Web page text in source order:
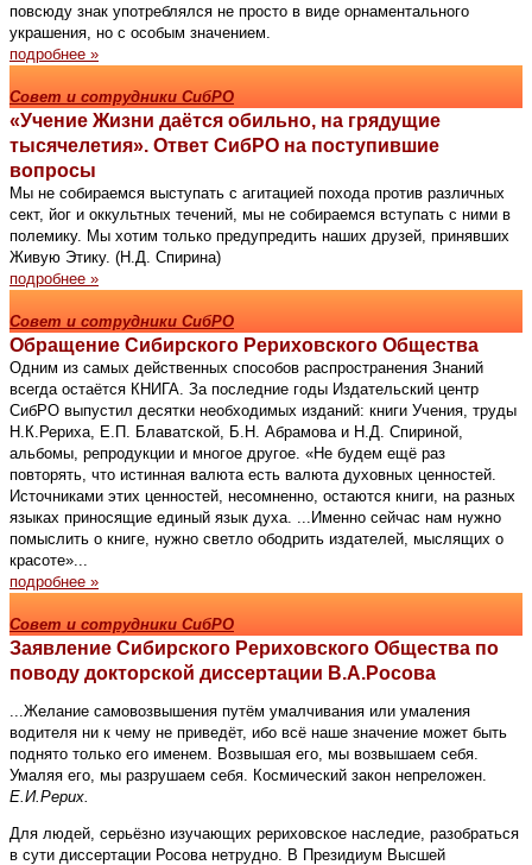
повсюду знак употреблялся не просто в виде орнаментального
украшения, но с особым значением.
подробнее »
Совет и сотрудники СибРО
«Учение Жизни даётся обильно, на грядущие
тысячелетия». Ответ СибРО на поступившие
вопросы
Мы не собираемся выступать с агитацией похода против различных
сект, йог и оккультных течений, мы не собираемся вступать с ними в
полемику. Мы хотим только предупредить наших друзей, принявших
Живую Этику. (Н.Д. Спирина)
подробнее »
Совет и сотрудники СибРО
Обращение Сибирского Рериховского Общества
Одним из самых действенных способов распро­ст­ранения Знаний
всегда остаётся КНИГА. За послед­ние годы Издательский центр
СибРО выпустил десятки необходимых изданий: книги Учения, труды
Н.К.Рериха, Е.П. Блаватской, Б.Н. Абрамова и Н.Д. Спириной,
альбомы, репродукции и многое другое. «Не будем ещё раз
повторять, что истинная валюта есть валюта духовных ценностей.
Источниками этих ценностей, несомненно, остаются книги, на разных
языках приносящие единый язык духа. ...Именно сейчас нам нужно
помыслить о книге, нужно светло ободрить издателей, мыслящих о
красоте»...
подробнее »
Совет и сотрудники СибРО
Заявление Сибирского Рериховского Общества по
поводу докторской диссертации В.А.Росова
...Желание самовозвышения путём умалчивания или умаления
водителя ни к чему не приведёт, ибо всё наше значение может быть
поднято только его именем. Возвышая его, мы возвышаем себя.
Умаляя его, мы разрушаем себя. Космический закон непреложен.
Е.И.Рерих.
Для людей, серьёзно изучающих рериховское наследие, разобраться
в сути диссертации Росова нетрудно. В Президиум Высшей